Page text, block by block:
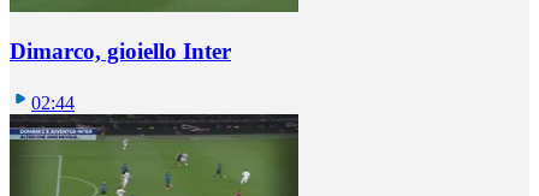
Dimarco, gioiello Inter
02:44